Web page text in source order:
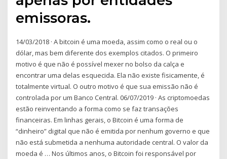
emissoras.
14/03/2018 · A bitcoin é uma moeda, assim como o real ou o
dólar, mas bem diferente dos exemplos citados. O primeiro
motivo é que não é possível mexer no bolso da calça e
encontrar uma delas esquecida. Ela não existe fisicamente, é
totalmente virtual. O outro motivo é que sua emissão não é
controlada por um Banco Central. 06/07/2019 · As criptomoedas
estão reinventando a forma como se faz transações
financeiras. Em linhas gerais, o Bitcoin é uma forma de
“dinheiro” digital que não é emitida por nenhum governo e que
não está submetida a nenhuma autoridade central. O valor da
moeda é … Nos últimos anos, o Bitcoin foi responsável por